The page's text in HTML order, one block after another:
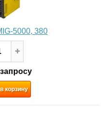
5000, 380
корзину